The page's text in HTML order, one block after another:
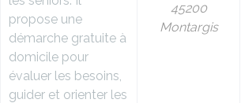
propose une
démarche gratuite à
domicile pour
évaluer les besoins,
guider et orienter les
45200
Montargis